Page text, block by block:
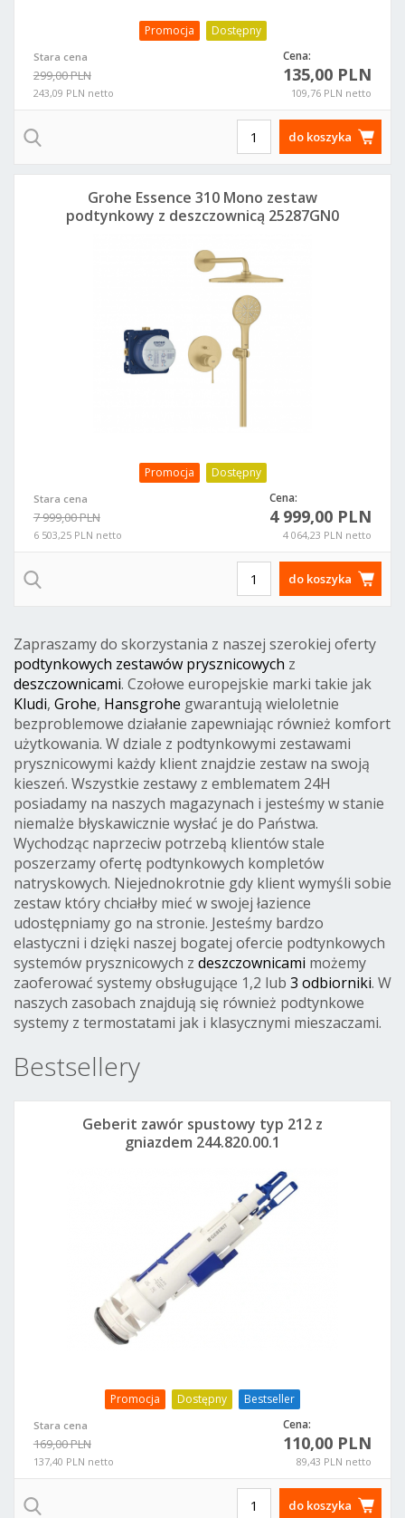
Promocja Dostępny
Stara cena
299,00 PLN
243,09 PLN netto
Cena:
135,00 PLN
109,76 PLN netto
do koszyka
Promocja Dostępny
Stara cena
7 999,00 PLN
6 503,25 PLN netto
Cena:
4 999,00 PLN
4 064,23 PLN netto
Grohe Essence 310 Mono zestaw
podtynkowy z deszczownicą 25287GN0
do koszyka
Zapraszamy do skorzystania z naszej szerokiej oferty
podtynkowych zestawów prysznicowych z
deszczownicami. Czołowe europejskie marki takie jak
Kludi, Grohe, Hansgrohe gwarantują wieloletnie
bezproblemowe działanie zapewniając również komfort
użytkowania. W dziale z podtynkowymi zestawami
prysznicowymi każdy klient znajdzie zestaw na swoją
kieszeń. Wszystkie zestawy z emblematem 24H
posiadamy na naszych magazynach i jesteśmy w stanie
niemalże błyskawicznie wysłać je do Państwa.
Wychodząc naprzeciw potrzebą klientów stale
poszerzamy ofertę podtynkowych kompletów
natryskowych. Niejednokrotnie gdy klient wymyśli sobie
zestaw który chciałby mieć w swojej łazience
udostępniamy go na stronie. Jesteśmy bardzo
elastyczni i dzięki naszej bogatej ofercie podtynkowych
systemów prysznicowych z deszczownicami możemy
zaoferować systemy obsługujące 1,2 lub 3 odbiorniki. W
naszych zasobach znajdują się również podtynkowe
systemy z termostatami jak i klasycznymi mieszaczami.
Bestsellery
Promocja Dostępny Bestseller
Stara cena
169,00 PLN
137,40 PLN netto
Cena:
110,00 PLN
89,43 PLN netto
Geberit zawór spustowy typ 212 z
gniazdem 244.820.00.1
do koszyka